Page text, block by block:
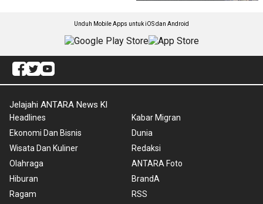
Unduh Mobile Apps untuk iOS dan Android
Jelajahi ANTARA News Kl
Headlines
Ekonomi Dan Bisnis
Wisata Dan Kuliner
Olahraga
Hiburan
Ragam
Kabar Migran
Dunia
Redaksi
ANTARA Foto
BrandA
RSS